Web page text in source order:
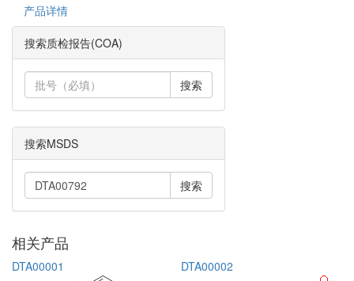
产品详情
搜索质检报告(COA)
搜索
搜索MSDS
搜索
相关产品
DTA00001 DTA00002